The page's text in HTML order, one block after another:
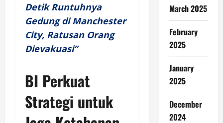
Detik Runtuhnya
Gedung di Manchester
City, Ratusan Orang
Dievakuasi”
BI Perkuat
Strategi untuk
March 2025
February
2025
January
2025
December
2024